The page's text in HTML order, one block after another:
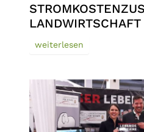
LANDWIRTSCHAFT
weiterlesen